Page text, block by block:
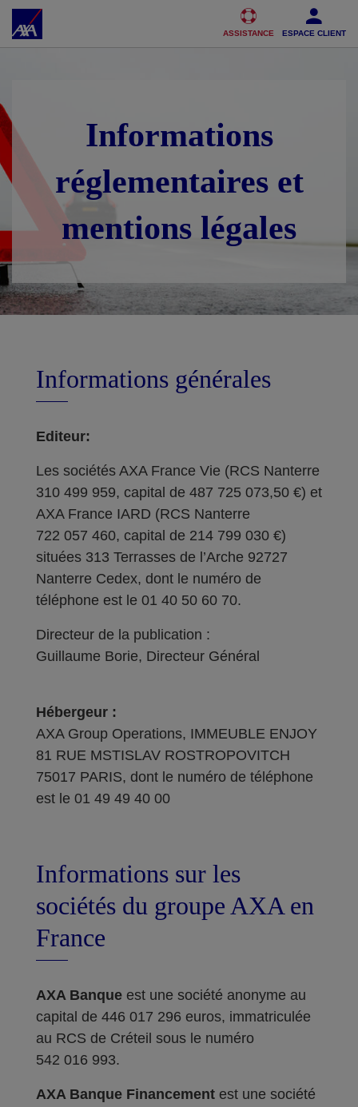
Accéder au Contenu Accéder au Pied de page
ASSISTANCE ESPACE CLIENT
Informations
réglementaires et
mentions légales
Informations générales
Editeur:
Les sociétés AXA France Vie (RCS Nanterre
310 499 959, capital de 487 725 073,50 €) et
AXA France IARD (RCS Nanterre
722 057 460, capital de 214 799 030 €)
situées 313 Terrasses de l’Arche 92727
Nanterre Cedex, dont le numéro de
téléphone est le 01 40 50 60 70.
Directeur de la publication :
Guillaume Borie, Directeur Général
Hébergeur :
AXA Group Operations, IMMEUBLE ENJOY
81 RUE MSTISLAV ROSTROPOVITCH
75017 PARIS, dont le numéro de téléphone
est le 01 49 49 40 00
Informations sur les
sociétés du groupe AXA en
France
AXA Banque est une société anonyme au
capital de 446 017 296 euros, immatriculée
au RCS de Créteil sous le numéro
542 016 993.
AXA Banque Financement est une société